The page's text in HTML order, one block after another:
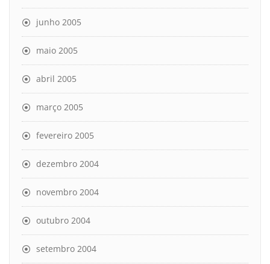
junho 2005
maio 2005
abril 2005
março 2005
fevereiro 2005
dezembro 2004
novembro 2004
outubro 2004
setembro 2004